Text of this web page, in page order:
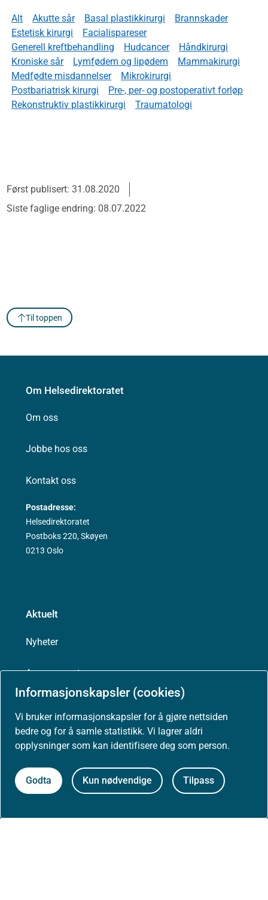
Informasjonskapsler (cookies)
Vi bruker informasjonskapsler for å gjøre nettsiden
bedre og for å samle statistikk. Vi lagrer aldri
opplysninger som kan identifisere deg som person.
Godta Kun nødvendige Tilpass
Alt Akutte sår Basal plastikkirurgi
Brannskader
Estetisk kirurgi
Facialispareser
Generell kreftbehandling
Hudcancer
Håndkirurgi
Kroniske sår
Lymfødem og lipødem
Mammakirurgi
Medfødte misdannelser
Mikrokirurgi
Postbariatrisk kirurgi
Pre-, per- og postoperativt forløp
Rekonstruktiv plastikkirurgi
Traumatologi
Først publisert: 31.08.2020
Siste faglige endring: 08.07.2022
Til toppen
Om Helsedirektoratet
Om oss
Jobbe hos oss
Kontakt oss
Postadresse:
Helsedirektoratet
Postboks 220, Skøyen
0213 Oslo
Aktuelt
Nyheter
Arrangementer
Presse